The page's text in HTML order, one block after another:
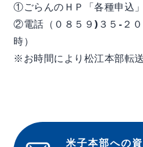
①ごらんのＨＰ「各種申込
②電話（０８５９)３５-２
時）
※お時間により松江本部転送
米子本部への